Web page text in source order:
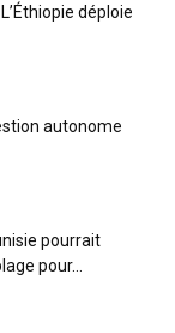
déploie
autonome
pourrait
pour...